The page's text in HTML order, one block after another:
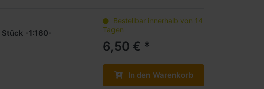
-1:160-
Bestellbar innerhalb von 14
Tagen
6,50 € *
In den Warenkorb